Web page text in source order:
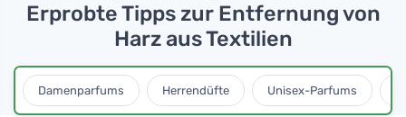
Erprobte Tipps zur Entfernung von
Harz aus Textilien
Damenparfums Herrendüfte Unisex-Parfums